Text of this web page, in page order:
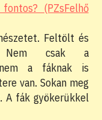
(PZsFelhő
Feltölt és
Nem csak a
a fáknak is
van. Sokan meg
A fák gyökerükkel